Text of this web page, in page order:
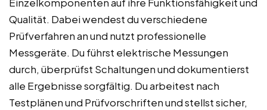
Qualität. Dabei wendest du verschiedene
Prüfverfahren an und nutzt professionelle
Messgeräte. Du führst elektrische Messungen
durch, überprüfst Schaltungen und dokumentierst
alle Ergebnisse sorgfältig. Du arbeitest nach
Testplänen und Prüfvorschriften und stellst sicher,